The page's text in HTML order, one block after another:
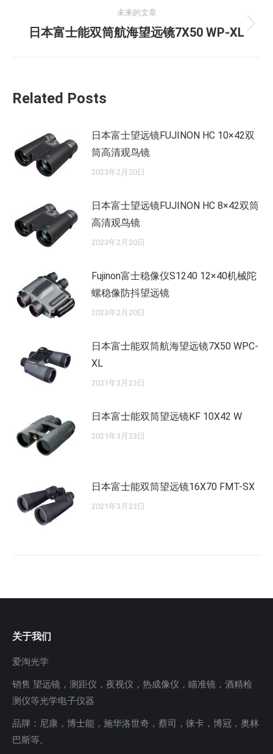
航
的
文
未来的文章
未
日本富士能双筒航海望远镜7X50 WP-XL
Related Posts
日本富士望远镜FUJINON HC 10×42双
筒高清观鸟镜
2023年2月20日
日本富士望远镜FUJINON HC 8×42双筒
高清观鸟镜
2023年2月20日
Fujinon富士稳像仪S1240 12×40机械陀
螺稳像防抖望远镜
2023年2月20日
日本富士能双筒航海望远镜7X50 WPC-
XL
2021年3月23日
日本富士能双筒望远镜KF 10X42 W
2021年3月23日
日本富士能双筒望远镜16X70 FMT-SX
2021年3月23日
关于我们
爱淘光学
销售 望远镜，测距仪，夜视仪，热成像仪，瞄准镜，酒精检
测仪等光学电子仪器
品牌：尼康，博士能，施华洛世奇，蔡司，徕卡，博冠，奥林
巴斯等。